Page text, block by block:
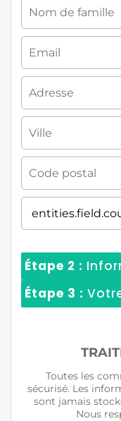
Étape 2 :
Étape 3 :
Toutes les
sécurisé. Les
sont jamais
Nous